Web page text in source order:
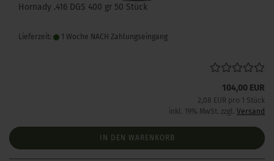
Hornady .416 DGS 400 gr 50 Stück
Lieferzeit: 1 Woche NACH Zahlungseingang
104,00 EUR
2,08 EUR pro 1 Stück
inkl. 19% MwSt. zzgl. Versand
IN DEN WARENKORB